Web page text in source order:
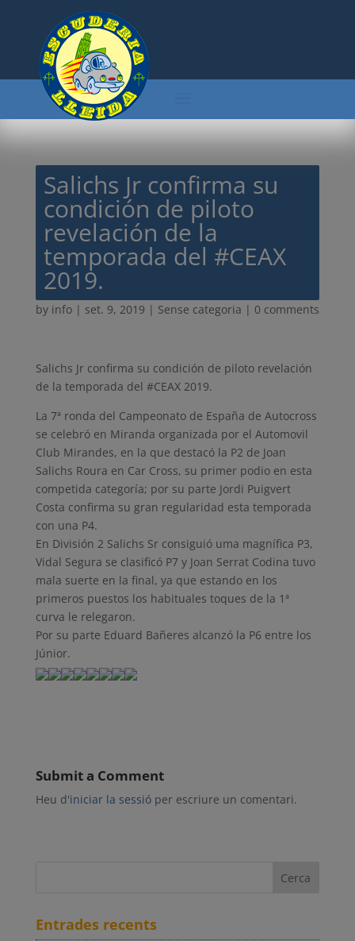
Salichs Jr confirma su
condición de piloto
revelación de la
temporada del #CEAX
2019.
by info| set. 9, 2019 | Sense categoria | 0 comments
Salichs Jr confirma su condición de piloto revelación
de la temporada del #CEAX 2019.
La 7ª ronda del Campeonato de España de Autocross
se celebró en Miranda organizada por el Automovil
Club Mirandes, en la que destacó la P2 de Joan
Salichs Roura en Car Cross, su primer podio en esta
competida categoría; por su parte Jordi Puigvert
Costa confirma su gran regularidad esta temporada
con una P4.
En División 2 Salichs Sr consiguió uma magnífica P3,
Vidal Segura se clasificó P7 y Joan Serrat Codina tuvo
mala suerte en la final, ya que estando en los
primeros puestos los habituales toques de la 1ª
curva le relegaron.
Por su parte Eduard Bañeres alcanzó la P6 entre los
Júnior.
Submit a Comment
Heu d'iniciar la sessióper escriure un comentari.
Entrades recents